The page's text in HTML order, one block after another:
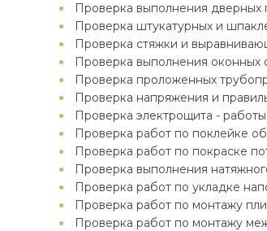
Проверка выполнения дверных
Проверка штукатурных и
Проверка стяжки и
Проверка выполнения оконных
Проверка проложенных
Проверка напряжения и
Проверка электрощита -
Проверка работ по поклейке
Проверка работ по покраске
Проверка выполнения
Проверка работ по укладке
Проверка работ по монтажу
Проверка работ по монтажу